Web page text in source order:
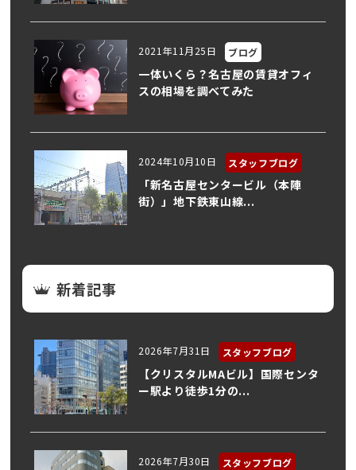
2021年11月25日 ブログ
一体いくら？名古屋の賃貸オフィ
スの相場を調べてみた
2024年10月10日 スタッフブログ
「新名古屋センタービル（本陣
街）」地下鉄東山線...
新着記事
2026年7月31日 スタッフブログ
【クリスタルMAビル】国際センタ
ー駅より徒歩1分の...
2026年7月30日 スタッフブログ